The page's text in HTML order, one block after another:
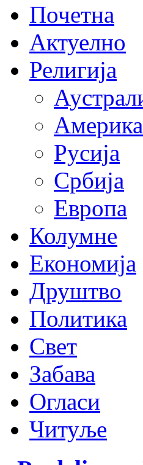
Почетна
Актуелно
Религија
Америка
Русија
Србија
Европа
Колумне
Економија
Друштво
Политика
Свет
Забава
Огласи
Читуље